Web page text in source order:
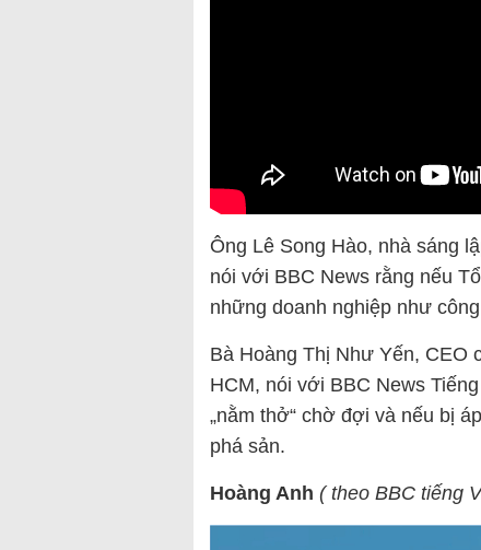
Ông Lê Song Hào, nhà sáng
nói với BBC News rằng nếu
những doanh nghiệp như
Bà Hoàng Thị Như Yến, CEO
HCM, nói với BBC News
„nằm thở“ chờ đợi và nếu bị
phá sản.
Hoàng Anh ( theo BBC tiếng